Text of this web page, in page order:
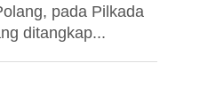
pada Pilkada
ditangkap...